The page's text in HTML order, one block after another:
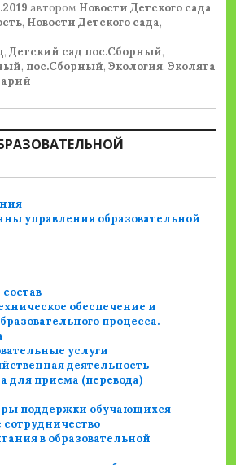
автором Новости Детского сада
, Новости Детского сада,
, Детский сад пос.Сборный,
, пос.Сборный, Экология, Эколята
управления образовательной
обеспечение и
процесса.
услуги
деятельность
для приема (перевода)
поддержки обучающихся
в образовательной